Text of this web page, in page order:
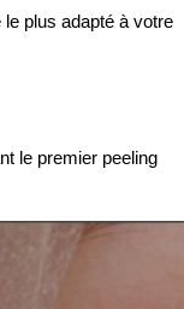
plus adapté à votre
le premier peeling